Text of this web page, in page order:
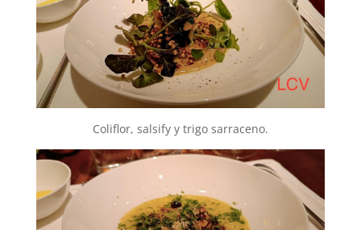
Coliflor, salsify y trigo sarraceno.